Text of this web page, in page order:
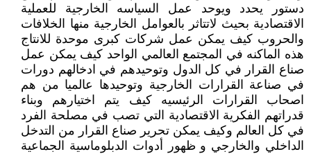
دستور يحدد ويوحد عمل السياسه الخارجية للعملية
الاقتصادية بحيث لاتتاثر بالعوامل الخارجية منها الخلافات
والحروب كيف يمكن عمل شركات كبرى موحدة للانتاج
هذه الماكنه في المجتمع العالمي الواحد كيف يمكن عمل
صناع القرار في كل الدول وتوحيدهم في ادخالهم دورات
في صناعة القرارات الخارجية وتوحيدها عالميا من هم
اصحاب القرارات الرئيسيه كيف يتم اختيارهم وبناء
قدراتهم الفكرية الاقتصادية التي تصب في مصلحة الفرد
في كل العالم وكيف يمكن تحرير صناع القرار من التدخل
الداخلي والخارجي و ظهور أدوات الدبلوماسية الجماعية